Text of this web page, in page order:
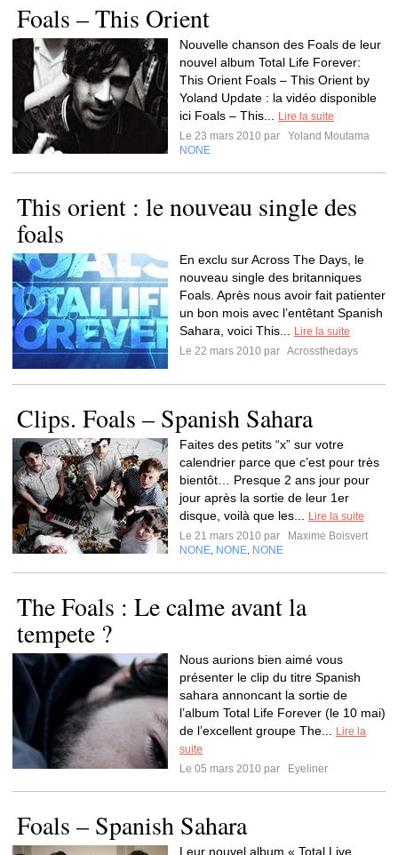
Foals – This Orient
Nouvelle chanson des Foals de leur
nouvel album Total Life Forever:
This Orient Foals – This Orient by
Yoland Update : la vidéo disponible
ici Foals – This...
Lire la suite
Le 23 mars 2010 par
Yoland Moutama
NONE
This orient : le nouveau single des
foals
En exclu sur Across The Days, le
nouveau single des britanniques
Foals. Après nous avoir fait patienter
un bon mois avec l’entêtant Spanish
Sahara, voici This...
Lire la suite
Le 22 mars 2010 par Acrossthedays
Clips. Foals – Spanish Sahara
Faites des petits “x” sur votre
calendrier parce que c’est pour très
bientôt… Presque 2 ans jour pour
jour après la sortie de leur 1er
disque, voilà que les...
Lire la suite
Le 21 mars 2010 par
Maxime Boisvert
NONE NONE NONE
The Foals : Le calme avant la
tempete ?
Nous aurions bien aimé vous
présenter le clip du titre Spanish
sahara annoncant la sortie de
l’album Total Life Forever (le 10 mai)
de l’excellent groupe The...
Lire la
suite
Le 05 mars 2010 par
Eyeliner
Foals – Spanish Sahara
Leur nouvel album « Total Live